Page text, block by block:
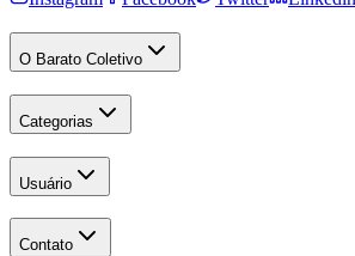
O Barato Coletivo
Categorias
Usuário
Contato